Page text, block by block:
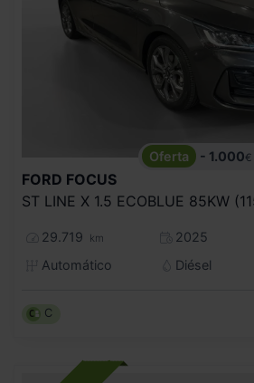
- 1.000€
FORD FOCUS
29.719 km
2025
Automático
Diésel
C